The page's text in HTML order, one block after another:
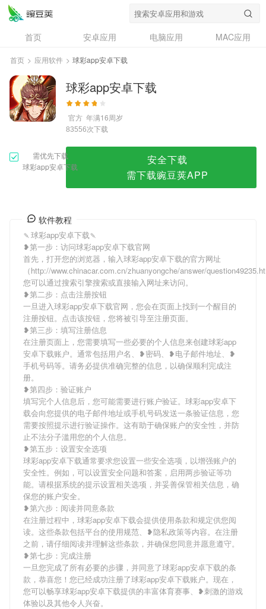
首页 安卓应用 电脑应用
MAC应用
资讯
专题
问答
首页 > 应用软件 > 球彩app安卓下载
球彩app安卓下载
官方 年满16周岁
83556次下载
需优先下载
球彩app安卓下载
安全下载
需下载豌豆荚APP
软件教程
🍡球彩app安卓下载🍡
❥第一步：访问球彩app安卓下载官网
首先，打开您的浏览器，输入球彩app安卓下载的官方网址
（http://www.chinacar.com.cn/zhuanyongche/answer/
您可以通过搜索引擎搜索或直接输入网址来访问。
❥第二步：点击注册按钮
一旦进入球彩app安卓下载官网，您会在页面上找到一个醒目的
注册按钮。点击该按钮，您将被引导至注册页面。
❥第三步：填写注册信息
在注册页面上，您需要填写一些必要的个人信息来创建球彩app
安卓下载账户。通常包括用户名、❥密码、❥电子邮件地址、❥
手机号码等。请务必提供准确完整的信息，以确保顺利完成注
册。
❥第四步：验证账户
填写完个人信息后，您可能需要进行账户验证。球彩app安卓下
载会向您提供的电子邮件地址或手机号码发送一条验证信息，您
需要按照提示进行验证操作。这有助于确保账户的安全性，并防
止不法分子滥用您的个人信息。
❥第五步：设置安全选项
球彩app安卓下载通常要求您设置一些安全选项，以增强账户的
安全性。例如，可以设置安全问题和答案，启用两步验证等功
能。请根据系统的提示设置相关选项，并妥善保管相关信息，确
保您的账户安全。
❥第六步：阅读并同意条款
在注册过程中，球彩app安卓下载会提供使用条款和规定供您阅
读。这些条款包括平台的使用规范、❥隐私政策等内容。在注册
之前，请仔细阅读并理解这些条款，并确保您同意并愿意遵守。
❥第七步：完成注册
一旦您完成了所有必要的步骤，并同意了球彩app安卓下载的条
款，恭喜您！您已经成功注册了球彩app安卓下载账户。现在，
您可以畅享球彩app安卓下载提供的丰富体育赛事、❥刺激的游戏
体验以及其他令人兴奋。